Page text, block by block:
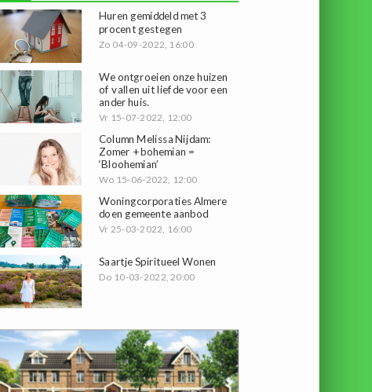
Huren gemiddeld met 3
procent gestegen
Zo 04-09-2022, 16:00
We ontgroeien onze huizen
of vallen uit liefde voor een
ander huis.
Vr 15-07-2022, 12:00
Column Melissa Nijdam:
Zomer + bohemian =
‘Bloohemian’
Wo 15-06-2022, 12:00
Woningcorporaties Almere
doen gemeente aanbod
Vr 25-03-2022, 16:00
Saartje Spiritueel Wonen
Do 10-03-2022, 20:00